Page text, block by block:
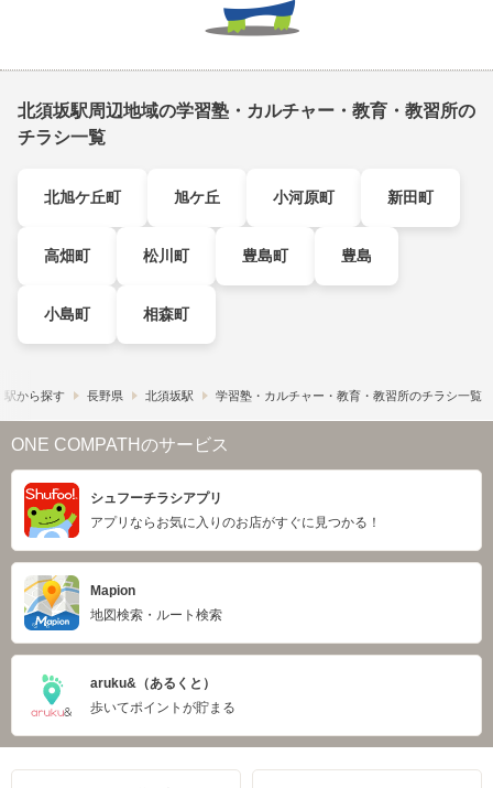
北須坂駅周辺地域の学習塾・カルチャー・教育・教習所の
チラシ一覧
北旭ケ丘町 旭ケ丘 小河原町 新田町
高畑町 松川町 豊島町 豊島
小島町 相森町
駅から探す 長野県 北須坂駅 学習塾・カルチャー・教育・教習所のチラシ一覧
ONE COMPATHのサービス
シュフーチラシアプリ
アプリならお気に入りのお店がすぐに見つかる！
Mapion
地図検索・ルート検索
aruku&（あるくと）
歩いてポイントが貯まる